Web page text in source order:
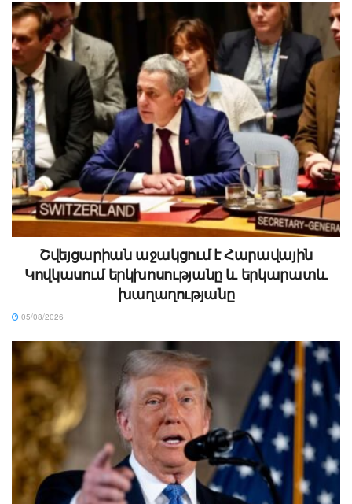
Շվեյցարիան աջակցում է Հարավային
Կովկասում երկխոսությանը և երկարատև
խաղաղությանը
05/08/2026